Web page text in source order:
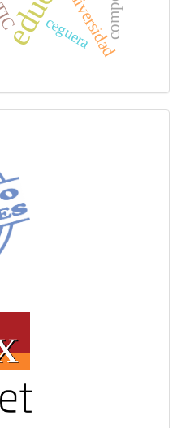
universidad
ceguera